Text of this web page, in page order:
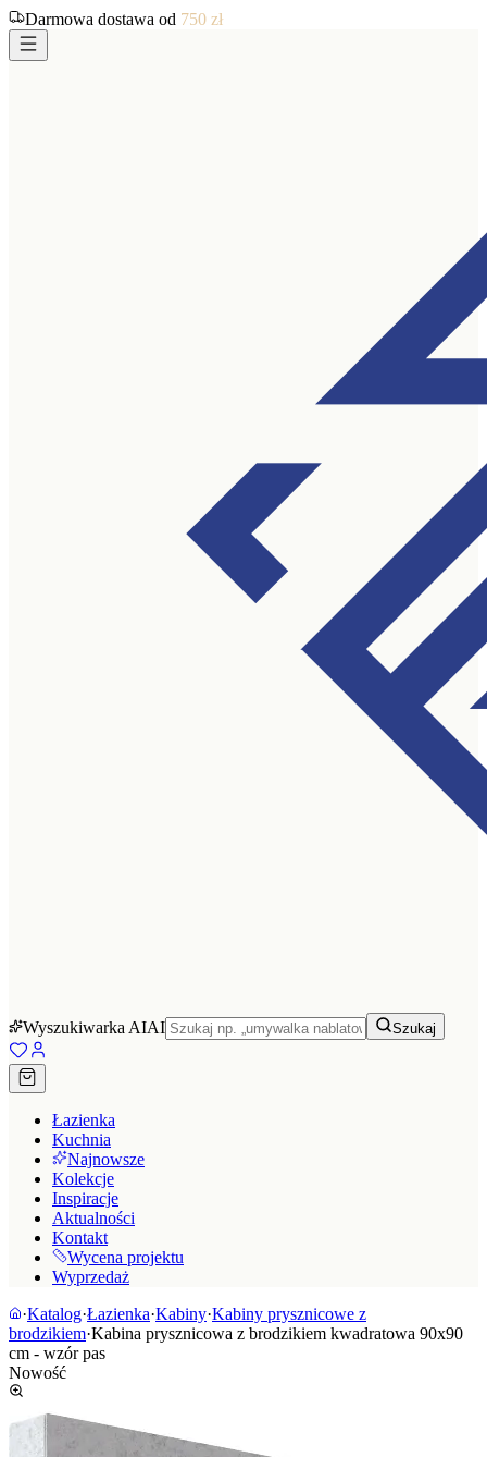
Darmowa dostawa od 750 zł
Wyszukiwarka AIAI Szukaj
Łazienka
Kuchnia
Najnowsze
Kolekcje
Inspiracje
Aktualności
Kontakt
Wycena projektu
Wyprzedaż
·Katalog·Łazienka·Kabiny·Kabiny prysznicowe z
brodzikiem·Kabina prysznicowa z brodzikiem kwadratowa 90x90
cm - wzór pas
Nowość